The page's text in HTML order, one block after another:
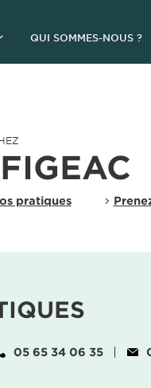
QUI SOMMES-NOUS ?
pratiques
05 65 34 06 35